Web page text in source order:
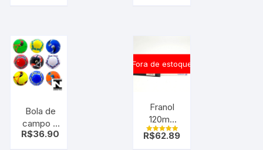
Bola de
campo e
futsal
R$36.90
Fora de estoque
Franol
120mg
15mg 20
caps
Avaliação
R$62.89